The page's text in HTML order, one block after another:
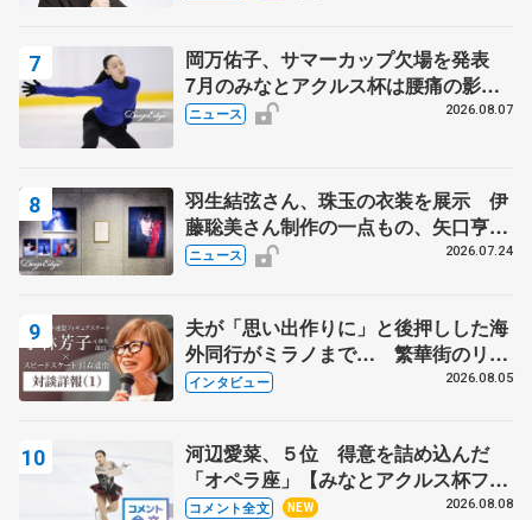
岡万佑子、サマーカップ欠場を発表
7月のみなとアクルス杯は腰痛の影響
で
ニュース 2026.08.07
羽生結弦さん、珠玉の衣装を展示 伊
藤聡美さん制作の一点もの、矢口亨さ
んが撮影
ニュース 2026.07.24
夫が「思い出作りに」と後押しした海
外同行がミラノまで… 繁華街のリン
クでは不良のお兄さんも味方に 小林
インタビュー 2026.08.05
河辺愛菜、５位 得意を詰め込んだ
「オペラ座」【みなとアクルス杯フリ
ー】
コメント全文 NEW 2026.08.08